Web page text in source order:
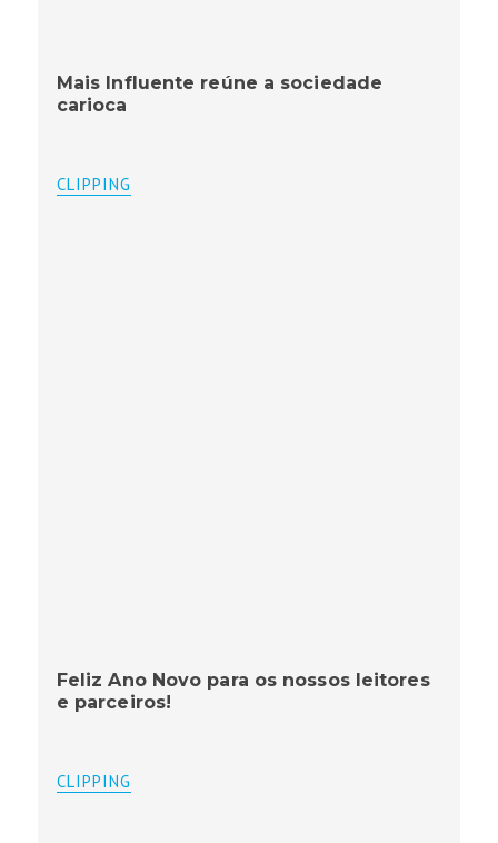
Mais Influente reúne a sociedade
carioca
CLIPPING
Feliz Ano Novo para os nossos leitores
e parceiros!
CLIPPING